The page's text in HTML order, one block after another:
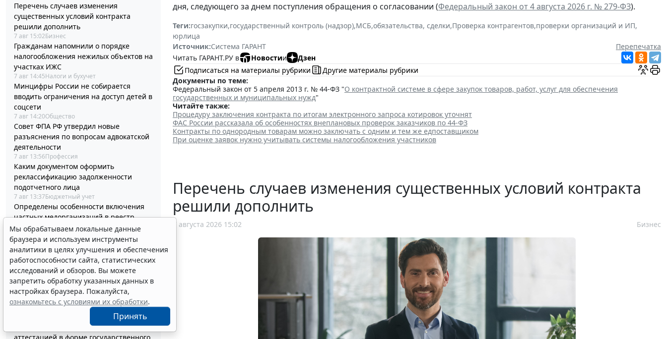
Перечень случаев изменения
существенных условий контракта
решили дополнить
7 авг 15:02Бизнес
Гражданам напомнили о порядке
налогообложения нежилых объектов на
участках ИЖС
7 авг 14:45Налоги и бухучет
Минцифры России не собирается
вводить ограничения на доступ детей в
соцсети
7 авг 14:20Общество
Совет ФПА РФ утвердил новые
разъяснения по вопросам адвокатской
деятельности
7 авг 13:56Профессия
Каким документом оформить
реклассификацию задолженности
подотчетного лица
7 авг 13:37Бюджетный учет
Определены особенности включения
частных медорганизаций в реестр
системы ОМС
7 авг 13:19Социальная сфера
Спецрежим НПД вправе применять
несовершеннолетние в возрасте от 14
до 18 лет
7 авг 12:58 Налоги и бухучет
При госрегистрации судна определят
соответствие идентифицирующим
признакам
В Госдуме предложили заменить ЕГЭ
дня, следующего за днем поступления обращения о согласовании (Федеральный закон от 4 августа 2026 г. № 279-ФЗ).
Теги:госзакупки,государственный контроль (надзор),МСБ,обязательства, сделки,Проверка контрагентов,проверки организаций и ИП,
юрлица
Источник:Система ГАРАНТ
Перепечатка
Читать ГАРАНТ.РУ в
Новостии
Дзен
Подписаться на материалы рубрики
Другие материалы рубрики
Документы по теме:
Федеральный закон от 5 апреля 2013 г. № 44-ФЗ "О контрактной системе в сфере закупок товаров, работ, услуг для обеспечения
государственных и муниципальных нужд"
Читайте также:
Процедуру заключения контракта по итогам электронного запроса котировок уточнят
ФАС России рассказала об особенностях внеплановых проверок заказчиков по 44-ФЗ
Контракты по однородным товарам можно заключать с одним и тем же едпоставщиком
При оценке заявок нужно учитывать системы налогообложения участников
Перечень случаев изменения существенных условий контракта
решили дополнить
7 августа 2026 15:02 Бизнес
Мы обрабатываем локальные данные
браузера и используем инструменты
аналитики в целях улучшения и обеспечения
работоспособности сайта, статистических
исследований и обзоров. Вы можете
запретить обработку указанных данных в
настройках браузера. Пожалуйста,
ознакомьтесь с условиями их обработки.
Принять